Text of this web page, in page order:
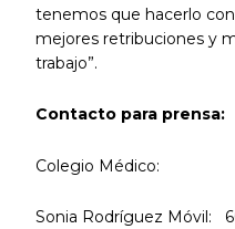
tenemos que hacerlo
mejores retribuciones y
trabajo”.
Contacto para prensa:
Colegio Médico:
Sonia Rodríguez Móvil: